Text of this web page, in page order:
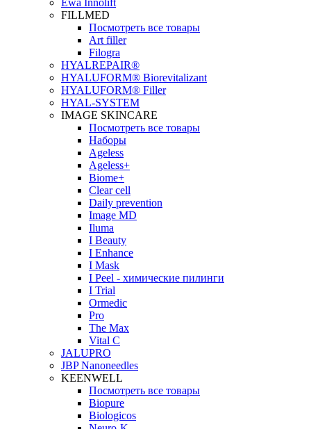
Ewa Innolift
FILLMED
Посмотреть все товары
Art filler
Filogra
НYALREPAIR®
HYALUFORM® Biorevitalizant
HYALUFORM® Filler
HYAL-SYSTEM
IMAGE SKINCARE
Посмотреть все товары
Наборы
Ageless
Ageless+
Biome+
Clear cell
Daily prevention
Image MD
Iluma
I Beauty
I Enhance
I Mask
I Peel - химические пилинги
I Trial
Ormedic
Pro
The Max
Vital C
JALUPRO
JBP Nanoneedles
KEENWELL
Посмотреть все товары
Biopure
Biologicos